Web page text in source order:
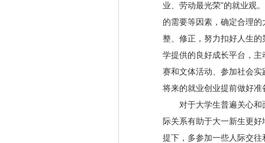
业、劳动最光荣”的就业观
的需要等因素，确定合理
整、修正，努力扣好人生
学提供的良好成长平台，
赛和文体活动、参加社会
将来的就业创业提前做好准
对于大学生普遍关心和
际关系有助于大一新生更
提下，多参加一些人际交